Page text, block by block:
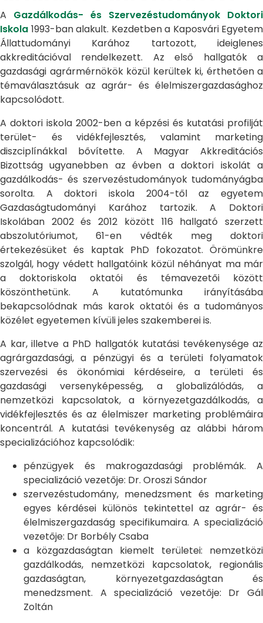
A Gazdálkodás- és Szervezéstudományok Doktori
Iskola 1993-ban alakult. Kezdetben a Kaposvári Egyetem
Állattudományi Karához tartozott, ideiglenes
akkreditációval rendelkezett. Az első hallgatók a
gazdasági agrármérnökök közül kerültek ki, érthetően a
témaválasztásuk az agrár- és élelmiszergazdasághoz
kapcsolódott.
A doktori iskola 2002-ben a képzési és kutatási profilját
terület- és vidékfejlesztés, valamint marketing
diszciplínákkal bővítette. A Magyar Akkreditációs
Bizottság ugyanebben az évben a doktori iskolát a
gazdálkodás- és szervezéstudományok tudományágba
sorolta. A doktori iskola 2004-től az egyetem
Gazdaságtudományi Karához tartozik. A Doktori
Iskolában 2002 és 2012 között 116 hallgató szerzett
abszolutóriumot, 61-en védték meg doktori
értekezésüket és kaptak PhD fokozatot. Örömünkre
szolgál, hogy védett hallgatóink közül néhányat ma már
a doktoriskola oktatói és témavezetői között
köszönthetünk. A kutatómunka irányításába
bekapcsolódnak más karok oktatói és a tudományos
közélet egyetemen kívüli jeles szakemberei is.
A kar, illetve a PhD hallgatók kutatási tevékenysége az
agrárgazdasági, a pénzügyi és a területi folyamatok
szervezési és ökonómiai kérdéseire, a területi és
gazdasági versenyképesség, a globalizálódás, a
nemzetközi kapcsolatok, a környezetgazdálkodás, a
vidékfejlesztés és az élelmiszer marketing problémáira
koncentrál. A kutatási tevékenység az alábbi három
specializációhoz kapcsolódik:
pénzügyek és makrogazdasági problémák. A
specializáció vezetője: Dr. Oroszi Sándor
szervezéstudomány, menedzsment és marketing
egyes kérdései különös tekintettel az agrár- és
élelmiszergazdaság specifikumaira. A specializáció
vezetője: Dr Borbély Csaba
a közgazdaságtan kiemelt területei: nemzetközi
gazdálkodás, nemzetközi kapcsolatok, regionális
gazdaságtan, környezetgazdaságtan és
menedzsment. A specializáció vezetője: Dr Gál
Zoltán